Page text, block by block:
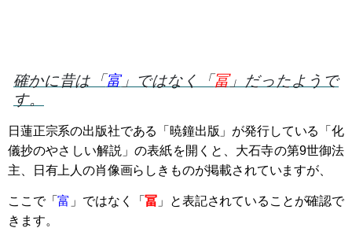
確かに昔は「富」ではなく「冨」だったようで
す。
日蓮正宗系の出版社である「暁鐘出版」が発行している「化
儀抄のやさしい解説」の表紙を開くと、大石寺の第9世御法
主、日有上人の肖像画らしきものが掲載されていますが、
ここで「富 」ではなく「冨 」と表記されていることが確認で
きます。